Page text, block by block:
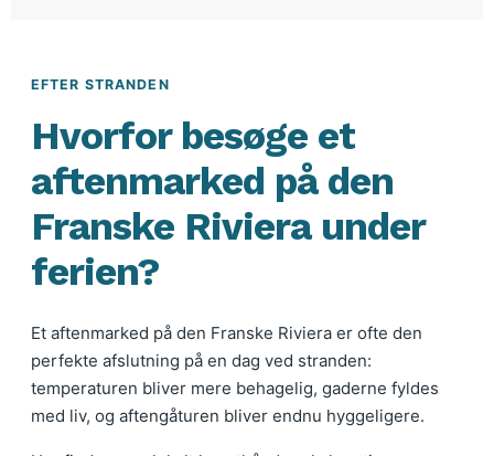
EFTER STRANDEN
Hvorfor besøge et
aftenmarked på den
Franske Riviera under
ferien?
Et aftenmarked på den Franske Riviera er ofte den
perfekte afslutning på en dag ved stranden:
temperaturen bliver mere behagelig, gaderne fyldes
med liv, og aftengåturen bliver endnu hyggeligere.